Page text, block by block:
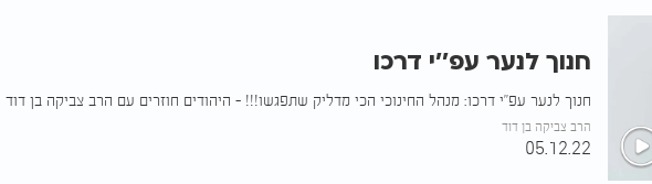
חנוך לנער עפ’’י דרכו
חנוך לנער עפ"י דרכו: מנהל החינוכי הכי מדליק שתפגשו!!! - היהודים חוזרים עם הרב צביקה בן דוד
הרב צביקה בן דוד
05.12.22